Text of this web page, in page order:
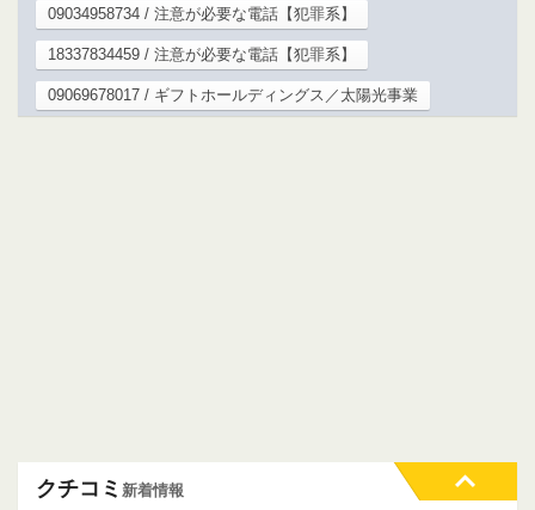
09034958734 / 注意が必要な電話【犯罪系】
18337834459 / 注意が必要な電話【犯罪系】
09069678017 / ギフトホールディングス／太陽光事業
クチコミ 新着情報